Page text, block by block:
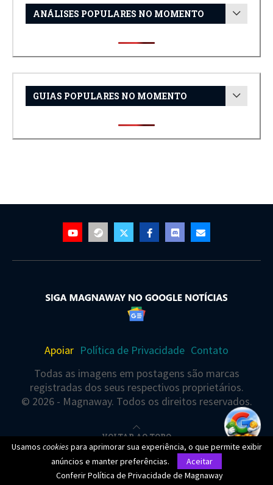
ANÁLISES POPULARES NO MOMENTO
GUIAS POPULARES NO MOMENTO
Apoiar Política de Privacidade Contato
Todas as imagens em postagens são marcas
registradas dos seus respectivos proprietários.
© 2026 - Magnaway. Todos os direitos reservados.
VOLTAR AO TOPO
Usamos cookies para aprimorar sua experiência, o que permite exibir
anúncios e manter preferências.
Aceitar
Conferir Política de Privacidade de Magnaway
Você está visualizando este(a) post agora